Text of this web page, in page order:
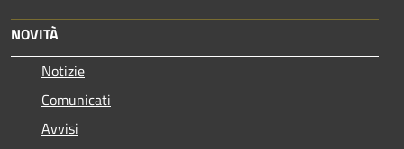
NOVITÀ
Notizie
Comunicati
Avvisi